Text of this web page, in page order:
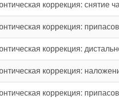
коррекция: снятие
коррекция:
коррекция:
коррекция:
коррекция: